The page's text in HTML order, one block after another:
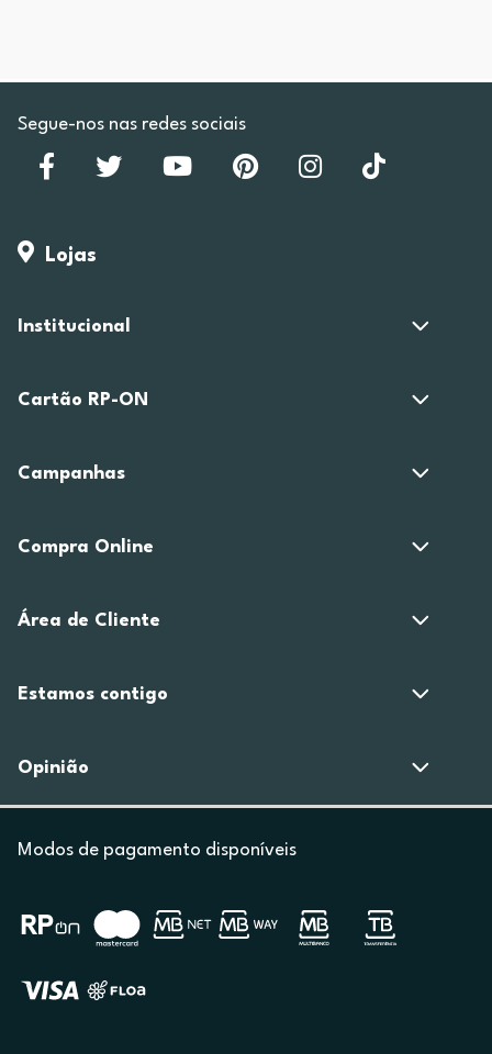
Segue-nos nas redes sociais
Lojas
Institucional
Cartão RP-ON
Campanhas
Compra Online
Área de Cliente
Estamos contigo
Opinião
Modos de pagamento disponíveis